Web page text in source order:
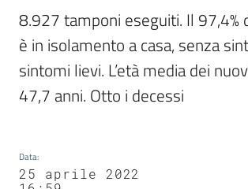
Seguici
su
8.927 tamponi eseguiti. Il 97,4%
è in isolamento a casa, senza
sintomi lievi. L’età media dei
47,7 anni. Otto i decessi
Data:
25 aprile 2022